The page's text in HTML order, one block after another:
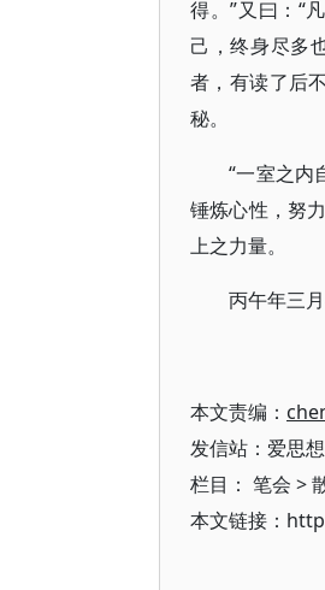
得。”又曰：“
己，终身尽多
者，有读了后
秘。
“一室之内
锤炼心性，努
上之力量。
丙午年三
本文责编：
发信站：爱思
栏目： 笔会 >
本文链接：